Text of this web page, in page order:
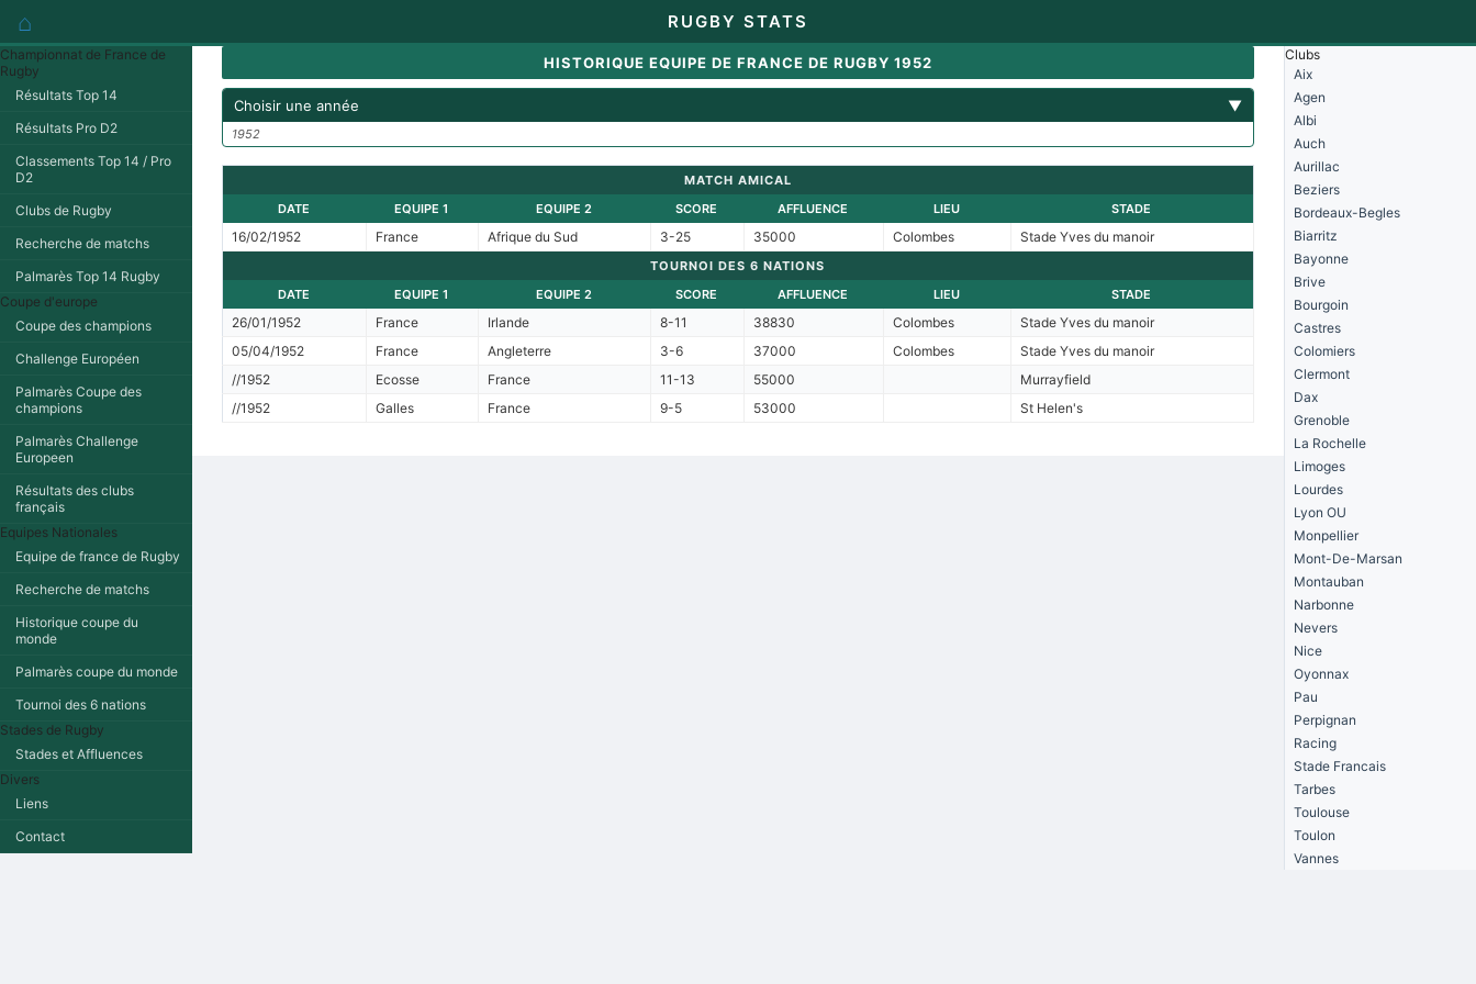
⌂ RUGBY STATS
Championnat de France de
Rugby
Résultats Top 14
Résultats Pro D2
Classements Top 14 / Pro
D2
Clubs de Rugby
Recherche de matchs
Palmarès Top 14 Rugby
Coupe d'europe
Coupe des champions
Challenge Européen
Palmarès Coupe des
champions
Palmarès Challenge
Europeen
Résultats des clubs
français
Equipes Nationales
Equipe de france de Rugby
Recherche de matchs
Historique coupe du
monde
Palmarès coupe du monde
Tournoi des 6 nations
Stades de Rugby
Stades et Affluences
Divers
Liens
Contact
HISTORIQUE EQUIPE DE FRANCE DE RUGBY 1952
Choisir une année ▼
1952
MATCH AMICAL
DATE
EQUIPE 1 EQUIPE 2 SCORE AFFLUENCE LIEU STADE
16/02/1952 France Afrique du Sud 3-25 35000 Colombes Stade Yves du manoir
TOURNOI DES 6 NATIONS
DATE
EQUIPE 1 EQUIPE 2 SCORE AFFLUENCE LIEU STADE
26/01/1952 France Irlande 8-11 38830 Colombes
Stade Yves du manoir
05/04/1952
France Angleterre 3-6 37000 Colombes
Stade Yves du manoir
//1952
Ecosse France 11-13 55000
Murrayfield
//1952
Galles France 9-5 53000 St Helen's
Clubs
Aix
Agen
Albi
Auch
Aurillac
Beziers
Bordeaux-Begles
Biarritz
Bayonne
Brive
Bourgoin
Castres
Colomiers
Clermont
Dax
Grenoble
La Rochelle
Limoges
Lourdes
Lyon OU
Monpellier
Mont-De-Marsan
Montauban
Narbonne
Nevers
Nice
Oyonnax
Pau
Perpignan
Racing
Stade Francais
Tarbes
Toulouse
Toulon
Vannes